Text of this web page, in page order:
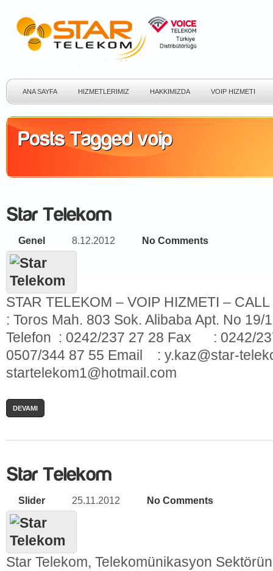
ANA SAYFA HIZMETLERIMIZ HAKKIMIZDA VOIP HIZMETI
Genel 8.12.2012 No Comments
STAR TELEKOM – VOIP HIZMETI –
: Toros Mah. 803 Sok. Alibaba Apt. No 19/
Telefon : 0242/237 27 28 Fax : 0242/
0507/344 87 55 Email : y.kaz@star-
startelekom1@hotmail.com
DEVAMI
Slider 25.11.2012 No Comments
Star Telekom, Telekomünikasyon